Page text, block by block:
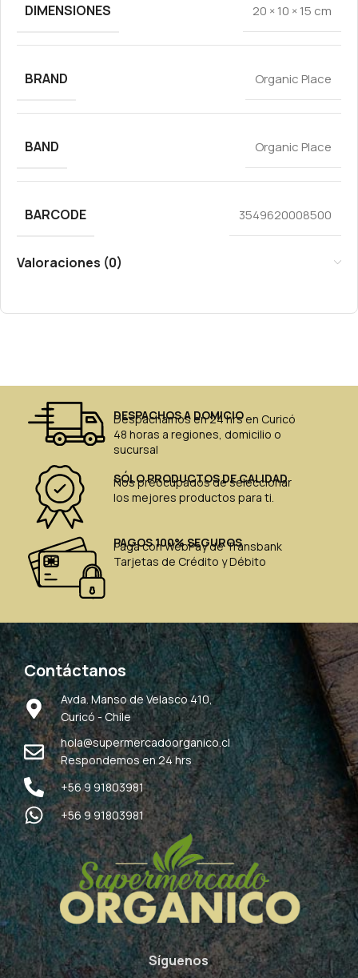
DIMENSIONES 20 × 10 × 15 cm
BRAND Organic Place
BAND Organic Place
BARCODE 3549620008500
Valoraciones (0)
DESPACHOS A DOMICIO
Despachamos en 24 hrs en Curicó
48 horas a regiones, domicilio o
sucursal
SÓLO PRODUCTOS DE CALIDAD
Nos preocupados de seleccionar
los mejores productos para ti.
PAGOS 100% SEGUROS
Paga con WebPay de Transbank
Tarjetas de Crédito y Débito
Contáctanos
Avda. Manso de Velasco 410,
Curicó - Chile
hola@supermercadoorganico.cl
Respondemos en 24 hrs
+56 9 91803981
+56 9 91803981
Síguenos